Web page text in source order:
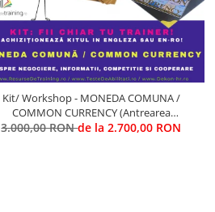
Kit/ Workshop - MONEDA COMUNA /
COMMON CURRENCY (Antrearea
competentelor de COOPERARE si
3.000,00 RONde la 2.700,00 RON